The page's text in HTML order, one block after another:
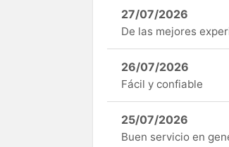
27/07/2026
De las mejores
26/07/2026
Fácil y confiable
25/07/2026
Buen servicio en